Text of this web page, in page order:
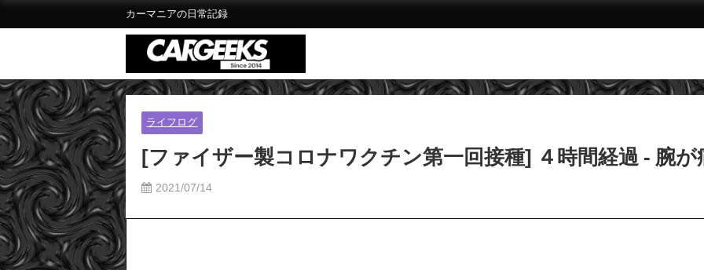
カーマニアの日常記録
ライフログ
[ファイザー製コロナワクチン第一回接種] ４時間経過 - 腕
2021/07/14